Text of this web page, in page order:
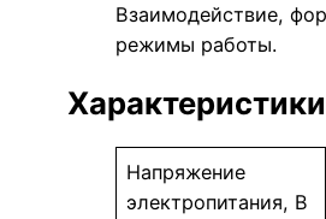
Взаимодействие,
режимы работы.
Характеристики
Напряжение
электропитания, В